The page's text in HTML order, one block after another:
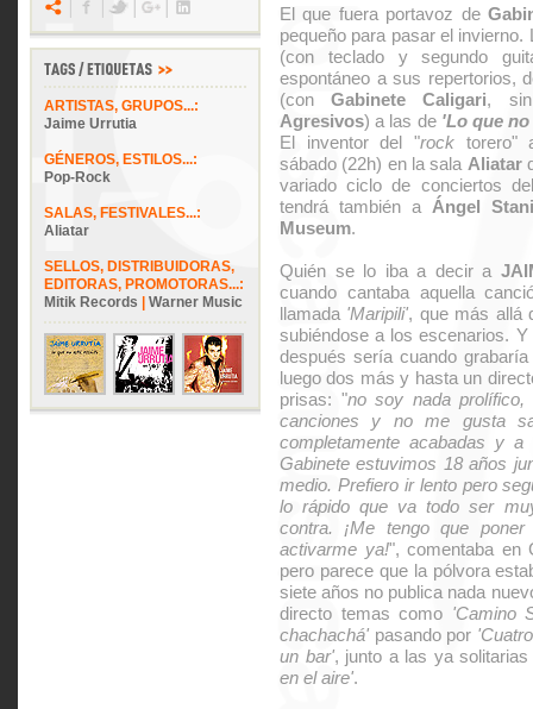
ARTISTAS, GRUPOS...:
Jaime Urrutia
GÉNEROS, ESTILOS...:
Pop-Rock
SALAS, FESTIVALES...:
Aliatar
SELLOS, DISTRIBUIDORAS,
EDITORAS, PROMOTORAS...:
Mitik Records
Warner Music
El que fuera portavoz de
pequeño para pasar el
(con teclado y segundo
espontáneo a sus repertorios,
(conGabinete Caligari,
Agresivos) a las de 'Lo que
El inventor del "rock torero"
sábado (22h) en la sala Aliatar
variado ciclo de conciertos
tendrá también a Ángel
Museum.
Quién se lo iba a decir a
cuando cantaba aquella
llamada 'Maripili', que más allá
subiéndose a los escenarios.
después sería cuando
luego dos más y hasta un
prisas: "no soy nada
canciones y no me gusta
completamente acabadas y
Gabinete estuvimos 18 años
medio. Prefiero ir lento pero
lo rápido que va todo ser
contra. ¡Me tengo que
activarme ya!", comentaba en
pero parece que la pólvora
siete años no publica nada
directo temas como 'Camino
chachachá' pasando por
un bar', junto a las ya
en el aire'.